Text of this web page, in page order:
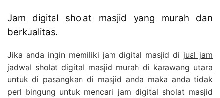
Jam digital sholat masjid yang murah dan
berkualitas.
Jika anda ingin memiliki jam digital masjid di jual jam
jadwal sholat digital masjid murah di karawang utara
untuk di pasangkan di masjid anda maka anda tidak
perl bingung untuk mencari jam digital sholat masjid